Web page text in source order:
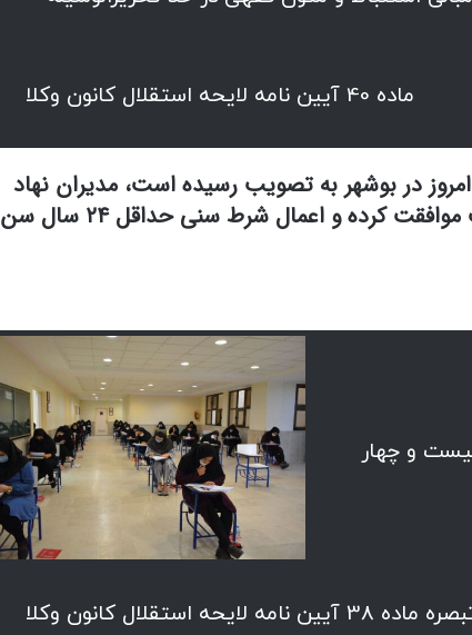
ماده 40 آیین نامه لایحه استقلال کانون وکلا
در بوشهر به تصویب رسیده است، مدیران نهاد
وکالت با اجرای تبصره ماده ۳۸ آیین نامه جدیدالتصویب موافقت کرده و اعمال شرط سنی حداقل ۲۴ سال سن
و چهار
ماده 38 آیین نامه لایحه استقلال کانون وکلا